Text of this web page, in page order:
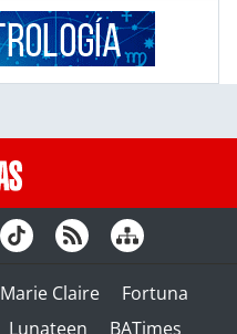
Marie Claire
Fortuna
Lunateen BATimes